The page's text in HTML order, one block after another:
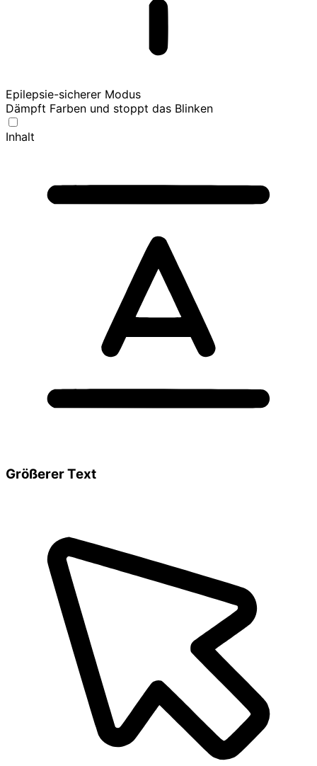
Epilepsie-sicherer Modus
Dämpft Farben und stoppt das Blinken
Inhalt
Größerer Text